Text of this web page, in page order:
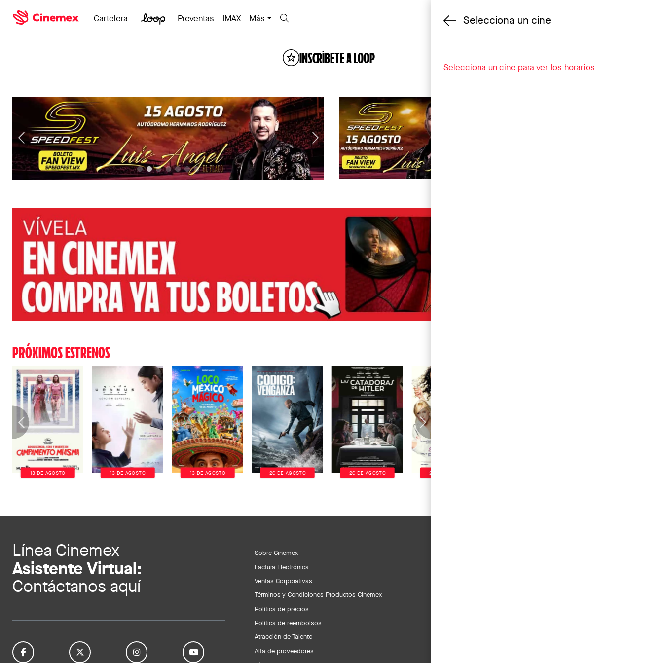
Cambiar cine
Cartelera Preventas IMAX Más
INSCRÍBETE A LOOP
PRÓXIMOS ESTRENOS
13 DE AGOSTO 13 DE AGOSTO 13 DE AGOSTO 20 DE AGOSTO 20 DE AGOSTO 20 DE AGOSTO
Línea Cinemex
Asistente Virtual:
Contáctanos aquí
Sobre Cinemex
Factura Electrónica
Ventas Corporativas
Términos y Condiciones Productos Cinemex
Política de precios
Política de reembolsos
Atracción de Talento
Alta de proveedores
Selecciona un cine
Selecciona un cine para ver los horarios